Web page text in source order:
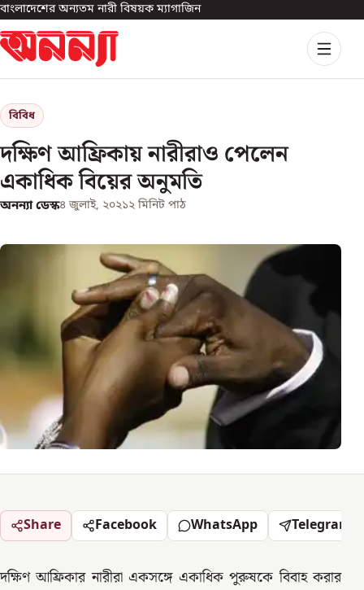
বাংলাদেশের অন্যতম নারী বিষয়ক ম্যাগাজিন
বিবিধ
দক্ষিণ আফ্রিকায় নারীরাও পেলেন
একাধিক বিয়ের অনুমতি
অনন্যা ডেস্ক৪ জুলাই, ২০২১২ মিনিট পাঠ
Share Facebook WhatsApp Telegram
দক্ষিণ আফ্রিকার নারীরা একসঙ্গে একাধিক পুরুষকে বিবাহ করার